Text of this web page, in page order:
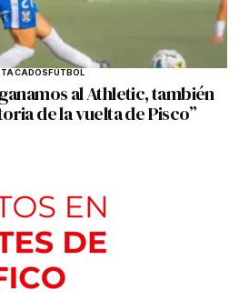
FÚTBOL
al Athletic, también
de la vuelta de Pisco”